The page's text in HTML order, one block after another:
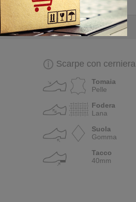
Scarpe con cerniera
Tomaia
Pelle
Fodera
Lana
Suola
Gomma
Tacco
40mm